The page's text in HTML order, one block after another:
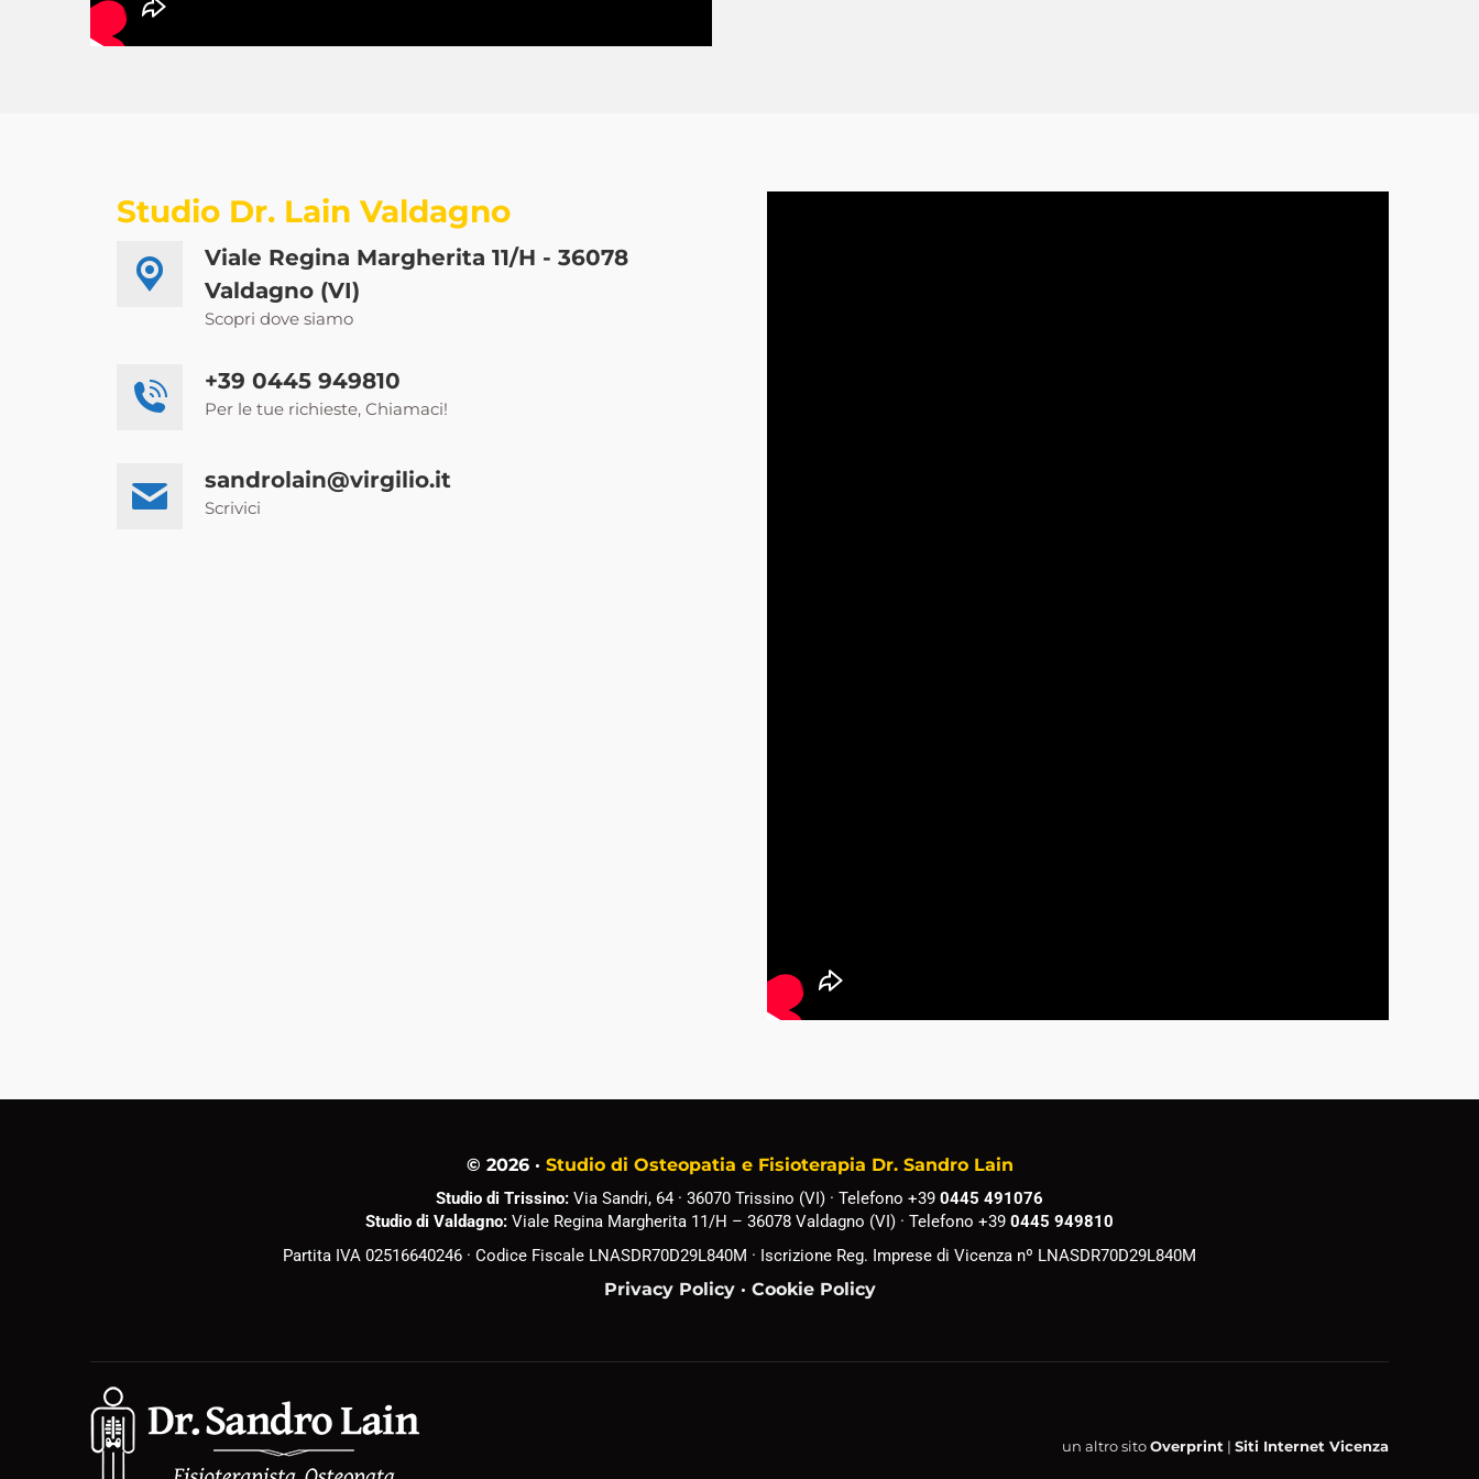
Studio Dr. Lain Valdagno
Viale Regina Margherita 11/H - 36078
Valdagno (VI)
Scopri dove siamo
+39 0445 949810
Per le tue richieste, Chiamaci!
sandrolain@virgilio.it
Scrivici
© 2026 · Studio di Osteopatia e Fisioterapia Dr. Sandro Lain
Studio di Trissino: Via Sandri, 64 · 36070 Trissino (VI) · Telefono +39 0445 491076
Studio di Valdagno: Viale Regina Margherita 11/H – 36078 Valdagno (VI) · Telefono +39 0445 949810
Partita IVA 02516640246 · Codice Fiscale LNASDR70D29L840M · Iscrizione Reg. Imprese di Vicenza nº LNASDR70D29L840M
Privacy Policy · Cookie Policy
un altro sitoOverprint | Siti Internet Vicenza